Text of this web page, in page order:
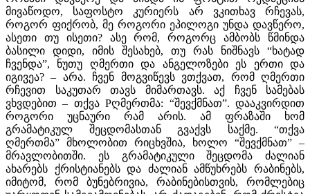
მივაწოდო, საფოსტო კურიერს არ ვკითხავ რჩევას,
როგორ ფიქრობ, მე როგორი ეპილოგი უნდა დავწერო,
ასეთი თუ ისეთი? ასე რომ, როგორც ამბობს წმინდა
ბასილი დიდი, იმის შესახებ, თუ რას ნიშნავს “ხატად
ჩვენდა”, ნუთუ ღმერთი და ანგელოზები ეს ერთი და
იგივეა? – არა. ჩვენ მოგვიწევს ვთქვათ, რომ ღმერთი
რჩევით საკუთარ თავს მიმართავს. აქ ჩვენ სამებას
ვხვდებით – თქვა Pღმერთმა: “შევქმნათ”. დააკვირდით
როგორი უცნაური რამ არის. ამ ფრაზაში ხომ
გრამატიკულ შეცდომასთან გვაქვს საქმე. “თქვა
ღმერთმა” მხოლობით რიცხვშია, ხოლო “შევქმნათ” –
მრავლობითში. ეს გრამატიკული შეცდომა ძალიან
ახარებს ქრისტიანებს და ძალიან ამწუხრებს რაბინებს,
იმიტომ, რომ ბუნებრივია, რაბინებისთვის, რომლებიც